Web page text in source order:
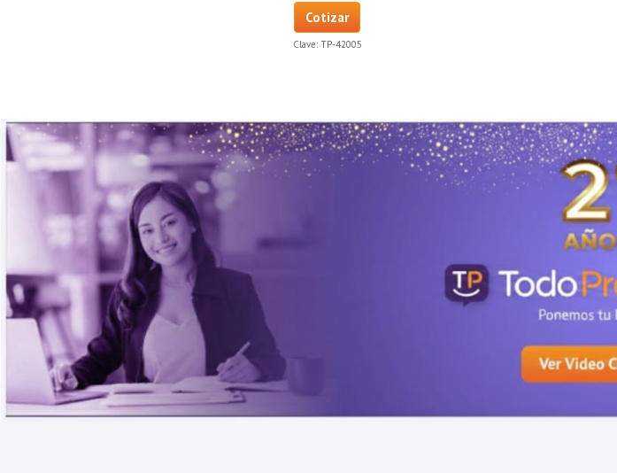
Cotizar
Clave: TP-42005